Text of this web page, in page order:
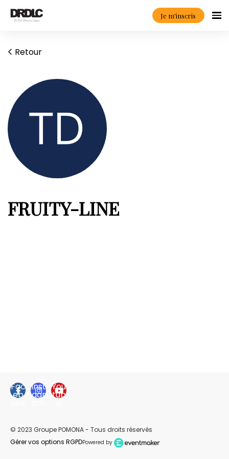
Je m'inscris
Retour
FRUITY-LINE
Fac
eb
Inst
agr
You
tub
© 2023 Groupe POMONA - Tous droits réservés
Gérer vos options RGPDPowered by